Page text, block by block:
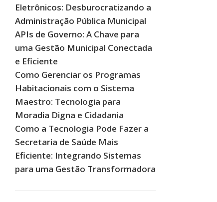
Eletrônicos: Desburocratizando a
Administração Pública Municipal
APIs de Governo: A Chave para
uma Gestão Municipal Conectada
e Eficiente
Como Gerenciar os Programas
Habitacionais com o Sistema
Maestro: Tecnologia para
Moradia Digna e Cidadania
Como a Tecnologia Pode Fazer a
Secretaria de Saúde Mais
Eficiente: Integrando Sistemas
para uma Gestão Transformadora